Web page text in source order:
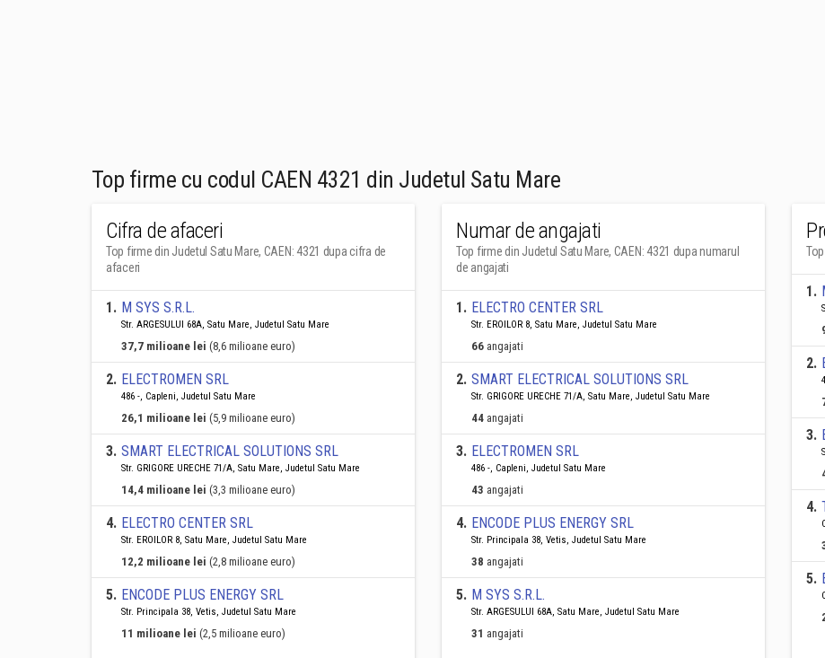
Top firme cu codul CAEN 4321 din Judetul Satu Mare
Cifra de afaceri
Top firme din Judetul Satu Mare, CAEN: 4321 dupa cifra de
afaceri
1. M SYS S.R.L.
Str. ARGESULUI 68A, Satu Mare, Judetul Satu Mare
37,7 milioane lei (8,6 milioane euro)
2. ELECTROMEN SRL
486 -, Capleni, Judetul Satu Mare
26,1 milioane lei (5,9 milioane euro)
3. SMART ELECTRICAL SOLUTIONS SRL
Str. GRIGORE URECHE 71/A, Satu Mare, Judetul Satu Mare
14,4 milioane lei (3,3 milioane euro)
4. ELECTRO CENTER SRL
Str. EROILOR 8, Satu Mare, Judetul Satu Mare
12,2 milioane lei (2,8 milioane euro)
5. ENCODE PLUS ENERGY SRL
Str. Principala 38, Vetis, Judetul Satu Mare
11 milioane lei (2,5 milioane euro)
Numar de angajati
Top firme din Judetul Satu Mare, CAEN: 4321 dupa numarul
de angajati
1. ELECTRO CENTER SRL
Str. EROILOR 8, Satu Mare, Judetul Satu Mare
66 angajati
2. SMART ELECTRICAL SOLUTIONS SRL
Str. GRIGORE URECHE 71/A, Satu Mare, Judetul Satu Mare
44 angajati
3. ELECTROMEN SRL
486 -, Capleni, Judetul Satu Mare
43 angajati
4. ENCODE PLUS ENERGY SRL
Str. Principala 38, Vetis, Judetul Satu Mare
38 angajati
5. M SYS S.R.L.
Str. ARGESULUI 68A, Satu Mare, Judetul Satu Mare
31 angajati
1.
2.
3.
4.
5.